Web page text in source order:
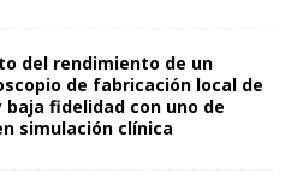
del rendimiento de un
de fabricación local de
baja fidelidad con uno de
simulación clínica